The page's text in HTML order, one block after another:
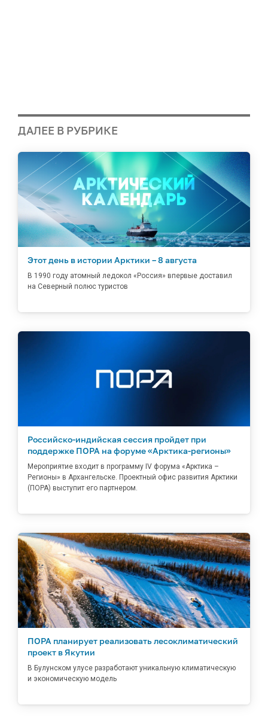
ДАЛЕЕ В РУБРИКЕ
Этот день в истории Арктики – 8 августа
В 1990 году атомный ледокол «Россия» впервые доставил
на Северный полюс туристов
Российско-индийская сессия пройдет при
поддержке ПОРА на форуме «Арктика-регионы»
Мероприятие входит в программу IV форума «Арктика –
Регионы» в Архангельске. Проектный офис развития Арктики
(ПОРА) выступит его партнером.
ПОРА планирует реализовать лесоклиматический
проект в Якутии
В Булунском улусе разработают уникальную климатическую
и экономическую модель